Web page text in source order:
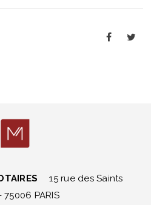
15 rue des Saints
75006 PARIS